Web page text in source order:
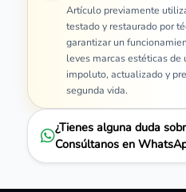
Artículo previamente
testado y restaurado por
garantizar un
leves marcas estéticas
impoluto, actualizado y
segunda vida.
¿Tienes alguna duda
Consúltanos en